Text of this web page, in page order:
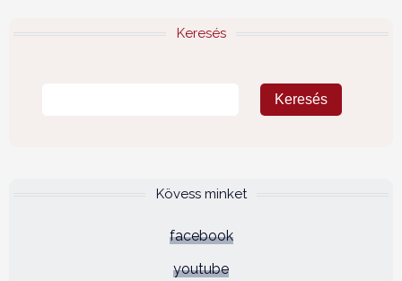
Keresés
Kövess minket
facebook
youtube